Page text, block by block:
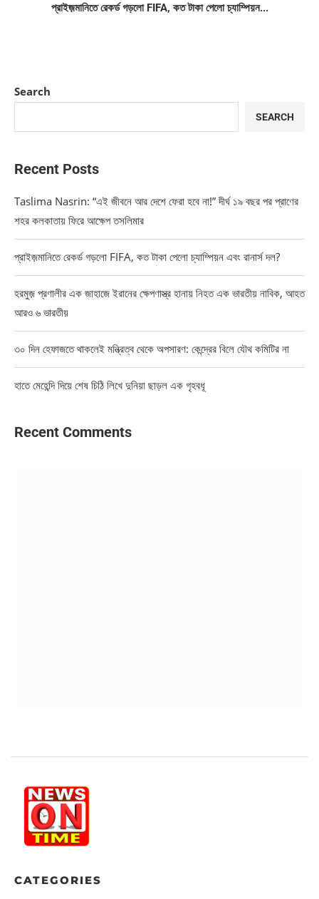
প্রাইজ়মানিতে রেকর্ড গড়লো FIFA, কত টাকা পেলো চ্যাম্পিয়ন...
Search
SEARCH
Recent Posts
Taslima Nasrin: “এই জীবনে আর দেশে ফেরা হবে না!” দীর্ঘ ১৯ বছর পর প্রাণের
শহর কলকাতায় ফিরে আক্ষেপ তসলিমার
প্রাইজ়মানিতে রেকর্ড গড়লো FIFA, কত টাকা পেলো চ্যাম্পিয়ন এবং রানার্স দল?
হরমুজ় প্রণালীর এক জাহাজে ইরানের ক্ষেপণাস্ত্র হানায় নিহত এক ভারতীয় নাবিক, আহত
আরও ৬ ভারতীয়
৩০ দিন হেফাজতে থাকলেই মন্ত্রিত্ব থেকে অপসারণ: কেন্দ্রের বিলে যৌথ কমিটির না
হাতে মেহেন্দি দিয়ে শেষ চিঠি লিখে দুনিয়া ছাড়ল এক গৃহবধূ
Recent Comments
CATEGORIES